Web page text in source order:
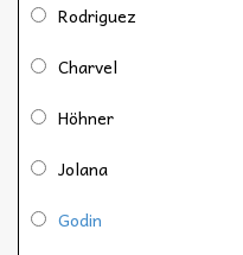
Rodriguez
Charvel
Höhner
Jolana
Godin